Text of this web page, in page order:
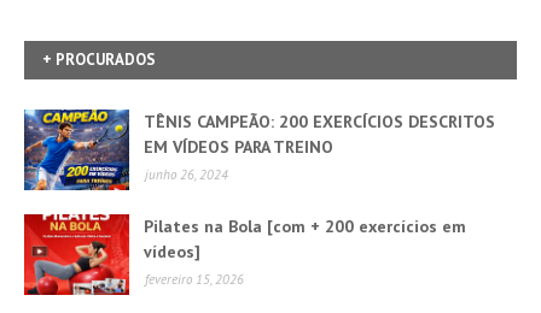
+ PROCURADOS
TÊNIS CAMPEÃO: 200 EXERCÍCIOS DESCRITOS
EM VÍDEOS PARA TREINO
junho 26, 2024
Pilates na Bola [com + 200 exercícios em
vídeos]
fevereiro 15, 2026